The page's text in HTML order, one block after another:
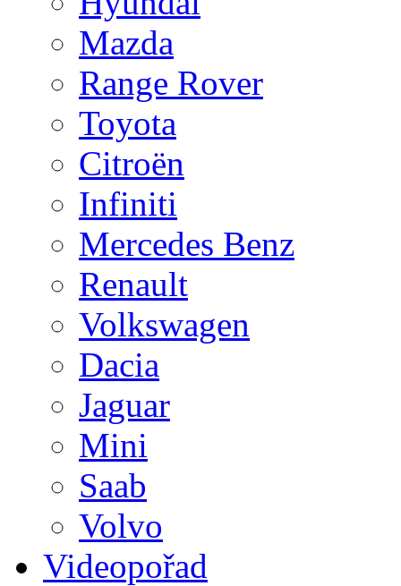
Mazda
Range Rover
Toyota
Citroën
Infiniti
Mercedes Benz
Renault
Volkswagen
Dacia
Jaguar
Mini
Saab
Volvo
Videopořad